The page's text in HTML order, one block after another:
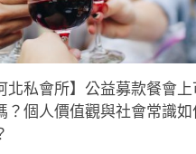
北私會所】公益募款餐會
？個人價值觀與社會常識如